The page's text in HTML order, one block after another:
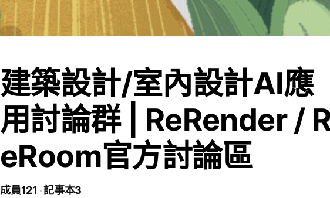
建築設計/室內設計AI應
用討論群 | ReRender /
eRoom官方討論區
成員121 記事本3